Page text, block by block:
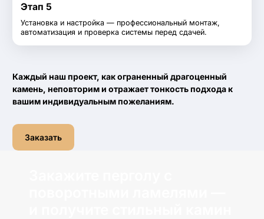
Этап 5
Установка и настройка — профессиональный монтаж,
автоматизация и проверка системы перед сдачей.
Каждый наш проект, как ограненный драгоценный
камень, неповторим и отражает тонкость подхода к
вашим индивидуальным пожеланиям.
Заказать